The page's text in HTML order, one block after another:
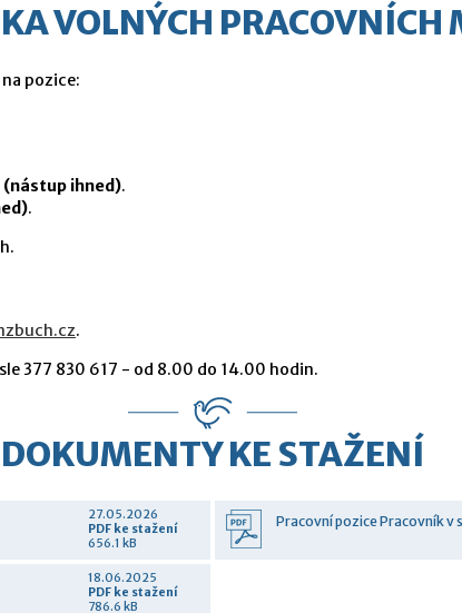
VOLNÝCH PRACOVNÍCH
pozice:
(nástup ihned).
.
.
377 830 617 - od 8.00 do 14.00 hodin.
DOKUMENTY KE STAŽENÍ
27.05.2026
PDF ke stažení
656.1 kB
Pracovní pozice Pracovník v
18.06.2025
PDF ke stažení
786.6 kB